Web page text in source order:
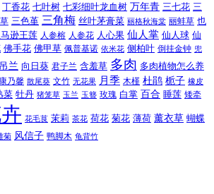
丁香花 七叶树 七彩细叶龙血树 万年青 三七花 三
三色堇 三角梅 丝叶茅膏菜 丽格秋海棠 丽蚌草 也
逊王莲 人参榕 人参花 人心果 仙人掌 仙人球 仙
佛手花 佛甲草 佩普基诺 依米花 侧柏叶 倒挂金钟 兜
吊兰 向日葵 君子兰 含羞草 多肉 多肉植物怎么养
康乃馨 散尾葵 文竹 无花果 月季 木槿 杜鹃 栀子 橡皮
菜 牡丹 猪笼草 玉兰 玉簪 玫瑰 白掌 百合 睡莲 矮牵
花毛茛 茉莉 茶花 荷花 菊花 薄荷 薰衣草 蝴蝶
菊 风信子 鸭脚木 龟背竹